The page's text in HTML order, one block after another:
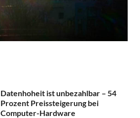
Datenhoheit ist unbezahlbar – 54
Prozent Preissteigerung bei
Computer-Hardware